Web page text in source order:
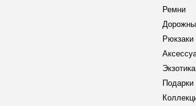
Ремни
Рюкзаки
Экзотика
Подарки